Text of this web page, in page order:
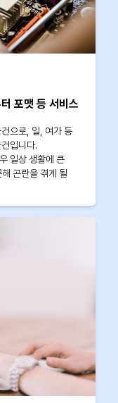
포맷 등 서비스
으로, 일, 여가 등
입니다.
일상 생활에 큰
곤란을 겪게 될